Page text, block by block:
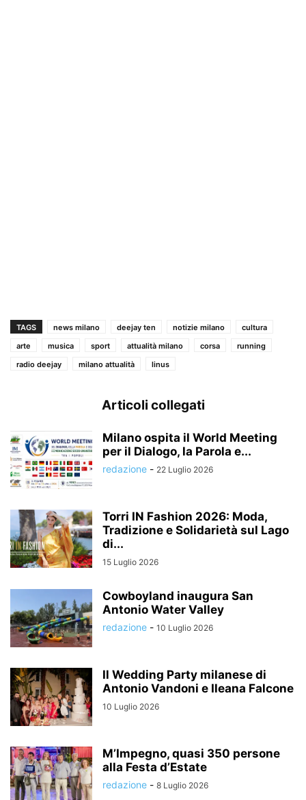
TAGS news milano deejay ten notizie milano
cultura
arte
musica sport attualità milano corsa
running
radio deejay
milano attualità linus
Articoli collegati
Milano ospita il World Meeting
per il Dialogo, la Parola e...
redazione - 22 Luglio 2026
Torri IN Fashion 2026: Moda,
Tradizione e Solidarietà sul Lago
di...
15 Luglio 2026
Cowboyland inaugura San
Antonio Water Valley
redazione - 10 Luglio 2026
Il Wedding Party milanese di
Antonio Vandoni e Ileana Falcone
10 Luglio 2026
M’Impegno, quasi 350 persone
alla Festa d’Estate
redazione - 8 Luglio 2026